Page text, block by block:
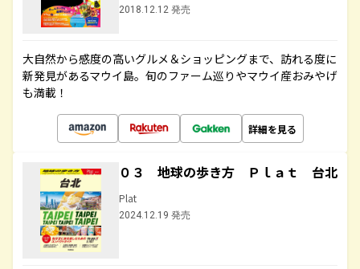
2018.12.12 発売
大自然から感度の高いグルメ＆ショッピングまで、訪れる度に
新発見があるマウイ島。旬のファーム巡りやマウイ産おみやげ
も満載！
詳細を見る
０３ 地球の歩き方 Ｐｌａｔ 台北
Plat
2024.12.19 発売